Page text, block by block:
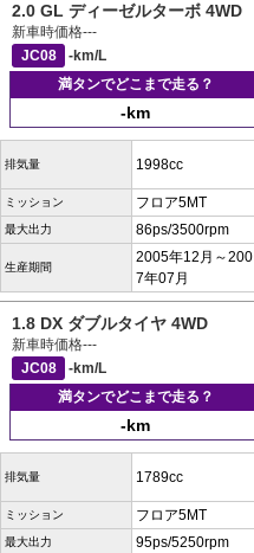
2.0 GL ディーゼルターボ 4WD
新車時価格---
JC08
-km/L
満タンでどこまで走る？
-km
排気量 1998cc
ミッション フロア5MT
最大出力 86ps/3500rpm
生産期間
2005年12月～200
7年07月
1.8 DX ダブルタイヤ 4WD
新車時価格---
JC08
-km/L
満タンでどこまで走る？
-km
排気量 1789cc
ミッション フロア5MT
最大出力 95ps/5250rpm